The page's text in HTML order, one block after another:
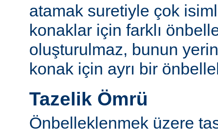
atamak suretiyle çok
konaklar için farklı
oluşturulmaz, bunun
konak için ayrı bir
Tazelik Ömrü
Önbelleklenmek üzere